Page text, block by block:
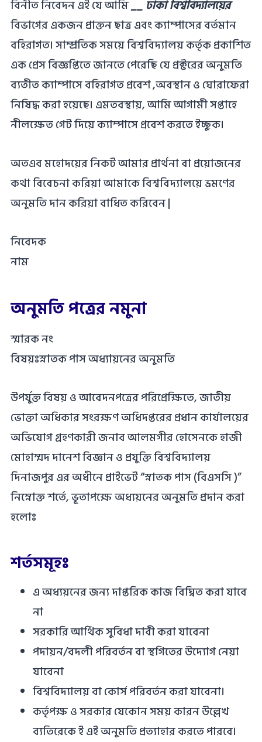
বিনীত নিবেদন এই যে আমি__ ঢাকা বিশ্ববিদ্যালয়ের
বিভাগের একজন প্রাক্তন ছাত্র এবং ক্যাম্পাসের বর্তমান
বহিরাগত। সাম্প্রতিক সময়ে বিশ্ববিদ্যালয় কর্তৃক প্রকাশিত
এক প্রেস বিজ্ঞপ্তিতে জানতে পেরেছি যে প্রক্টরের অনুমতি
ব্যতীত ক্যাম্পাসে বহিরাগত প্রবেশ ,অবস্থান ও ঘোরাফেরা
নিষিদ্ধ করা হয়েছে। এমতবস্থায়, আমি আগামী সপ্তাহে
নীলক্ষেত গেট দিয়ে ক্যাম্পাসে প্রবেশ করতে ইচ্ছুক।
অতএব মহোদয়ের নিকট আমার প্রার্থনা বা প্রয়োজনের
কথা বিবেচনা করিয়া আমাকে বিশ্ববিদ্যালয়ে ভ্রমণের
অনুমতি দান করিয়া বাধিত করিবেন |
নিবেদক
নাম
অনুমতি পত্রের নমুনা
স্মারক নং
বিষয়ঃস্নাতক পাস অধ্যায়নের অনুমতি
উপর্যুক্ত বিষয় ও আবেদনপত্রের পরিপ্রেক্ষিতে, জাতীয়
ভোক্তা অধিকার সংরক্ষণ অধিদপ্তরের প্রধান কার্যালয়ের
অভিযোগ গ্রহণকারী জনাব আলমগীর হোসেনকে হাজী
মোহাম্মদ দানেশ বিজ্ঞান ও প্রযুক্তি বিশ্ববিদ্যালয়
দিনাজপুর এর অধীনে প্রাইভেট “স্নাতক পাস (বিএসসি )”
নিম্নোক্ত শর্তে, ভূতাপক্ষে অধ্যয়নের অনুমতি প্রদান করা
হলোঃ
শর্তসমূহঃ
এ অধ্যয়নের জন্য দাপ্তরিক কাজ বিঘ্নিত করা যাবে
না
সরকারি আর্থিক সুবিধা দাবী করা যাবেনা
পদায়ন/বদলী পরিবর্তন বা স্থগিতের উদ্যোগ নেয়া
যাবেনা
বিশ্ববিদ্যালয় বা কোর্স পরিবর্তন করা যাবেনা।
কর্তৃপক্ষ ও সরকার যেকোন সময় কারন উল্লেখ
ব্যতিরেকে ই এই অনুমতি প্রত্যাহার করতে পারবে।